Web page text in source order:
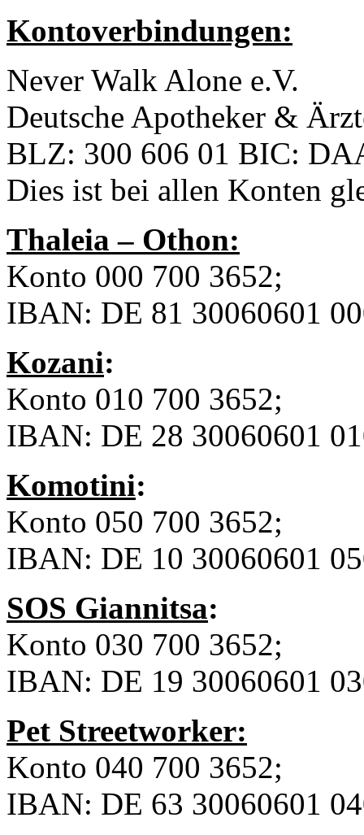
Kontoverbindungen:
Never Walk Alone e.V.
Deutsche Apotheker &
BLZ: 300 606 01 BIC:
Dies ist bei allen Konten
Thaleia – Othon:
Konto 000 700 3652;
IBAN: DE 81 30060601
Kozani:
Konto 010 700 3652;
IBAN: DE 28 30060601
Komotini:
Konto 050 700 3652;
IBAN: DE 10 30060601
SOS Giannitsa:
Konto 030 700 3652;
IBAN: DE 19 30060601
Pet Streetworker:
Konto 040 700 3652;
IBAN: DE 63 30060601